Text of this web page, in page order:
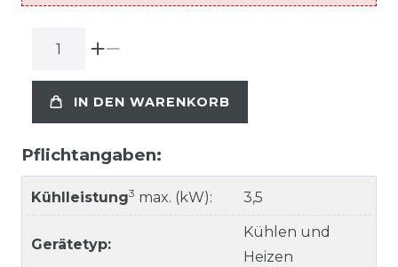
IN DEN WARENKORB
Pflichtangaben:
Kühlleistung3 max. (kW): 3,5
Gerätetyp:
Kühlen und
Heizen